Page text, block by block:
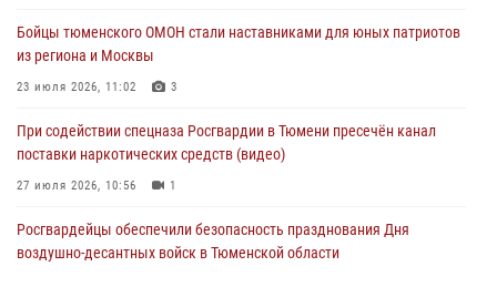
03 августа 2026, 07:23
Бойцы тюменского ОМОН стали наставниками для юных патриотов
из региона и Москвы
23 июля 2026, 11:02 3
При содействии спецназа Росгвардии в Тюмени пресечён канал
поставки наркотических средств (видео)
27 июля 2026, 10:56 1
Росгвардейцы обеспечили безопасность празднования Дня
воздушно-десантных войск в Тюменской области